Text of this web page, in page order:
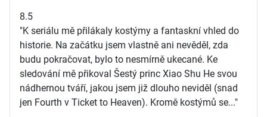
8.5
"K seriálu mě přilákaly kostýmy a fantaskní vhled do
historie. Na začátku jsem vlastně ani nevěděl, zda
budu pokračovat, bylo to nesmírně ukecané. Ke
sledování mě přikoval Šestý princ Xiao Shu He svou
nádhernou tváří, jakou jsem již dlouho neviděl (snad
jen Fourth v Ticket to Heaven). Kromě kostýmů se..."